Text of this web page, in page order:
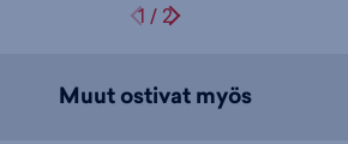
1 / 2
Muut ostivat myös